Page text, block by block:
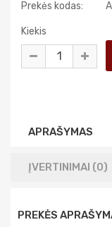
Prekės kodas:
Kiekis
APRAŠYMAS
ĮVERTINIMAI (0)
PREKĖS